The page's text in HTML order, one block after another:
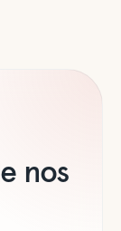
nos